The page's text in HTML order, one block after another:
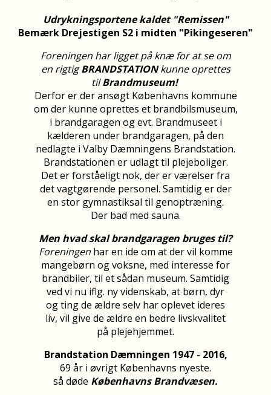
Udrykningsportene kaldet "Remissen"
Bemærk Drejestigen S2 i midten "Pikingeseren"
Foreningen har ligget på knæ for at se om
en rigtigBRANDSTATIONkunne oprettes
tilBrandmuseum!
Derfor er der ansøgt Københavns kommune
om der kunne oprettes et brandbilsmuseum,
i brandgaragen og evt. Brandmuseet i
kælderen under brandgaragen, på den
nedlagte i Valby Dæmningens Brandstation.
Brandstationen er udlagt til plejeboliger.
Det er forståeligt nok, der er værelser fra
det vagtgørende personel. Samtidig er der
en stor gymnastiksal til genoptræning.
Der bad med sauna.
Men hvad skalbrandgaragen bruges til?
Foreningenhar en ide om at der vil komme
mangebørn og voksne, med interesse for
brandbiler, til et sådan museum. Samtidig
ved vi nu iflg. ny videnskab, at børn, dyr
og ting de ældre selv har oplevet ideres
liv, vil give de ældre en bedre livskvalitet
på plejehjemmet.
Brandstation Dæmningen 1947 - 2016,
69 år i øvrigt Københavns nyeste.
så døde Københavns Brandvæsen.